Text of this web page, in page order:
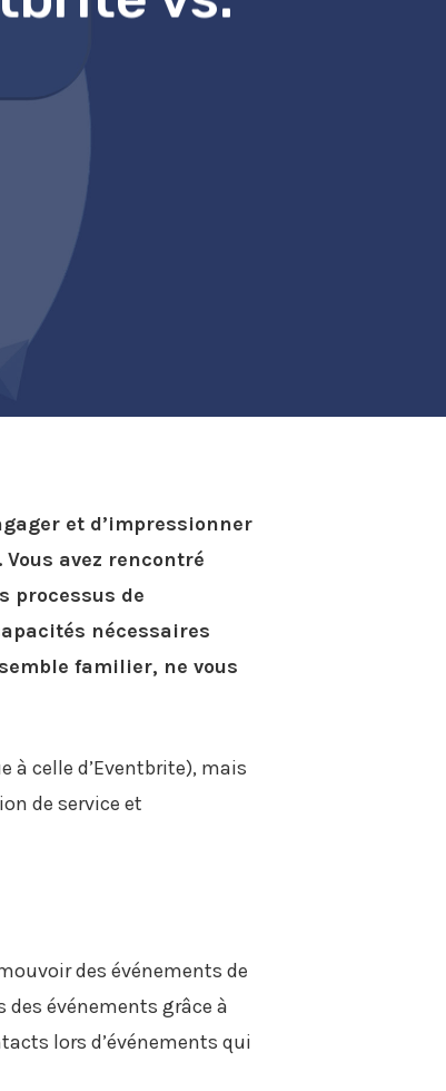
et d’impressionner
avez rencontré
processus de
nécessaires
familier, ne vous
celle d’Eventbrite), mais
de service et
des événements de
événements grâce à
lors d’événements qui